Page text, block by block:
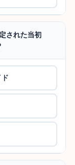
された当初